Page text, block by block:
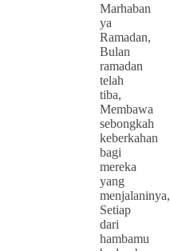
Marhaban
ya
Ramadan,
Bulan
ramadan
telah
tiba,
Membawa
sebongkah
keberkahan
bagi
mereka
yang
menjalaninya,
Setiap
dari
hambamu